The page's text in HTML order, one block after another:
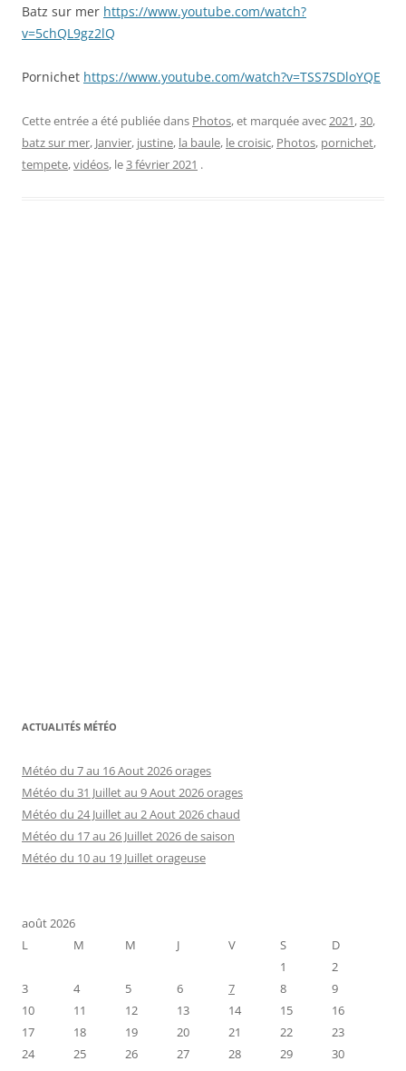
Batz sur mer https://www.youtube.com/watch?
v=5chQL9gz2lQ
Pornichet https://www.youtube.com/watch?v=TSS7SDloYQE
Cette entrée a été publiée dans Photos, et marquée avec2021,30,
batz sur mer, Janvier, justine, la baule, le croisic, Photos, pornichet,
tempete,vidéos, le3 février 2021 .
ACTUALITÉS MÉTÉO
Météo du 7 au 16 Aout 2026 orages
Météo du 31 Juillet au 9 Aout 2026 orages
Météo du 24 Juillet au 2 Aout 2026 chaud
Météo du 17 au 26 Juillet 2026 de saison
Météo du 10 au 19 Juillet orageuse
août 2026
L
M M J V S
D
1
2
3
4 5 6 7 8
9
10
11 12 13 14 15
16
17
18 19 20 21 22
23
24
25 26 27 28 29
30